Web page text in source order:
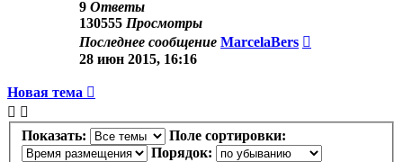
9 Ответы
130555 Просмотры
Последнее сообщение MarcelaBers
28 июн 2015, 16:16
Новая тема
Показать:
Поле сортировки:
Порядок: